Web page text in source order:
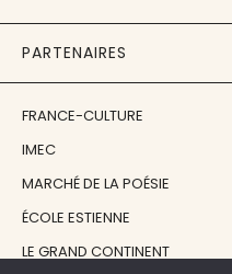
PARTENAIRES
FRANCE-CULTURE
IMEC
MARCHÉ DE LA POÉSIE
ÉCOLE ESTIENNE
LE GRAND CONTINENT